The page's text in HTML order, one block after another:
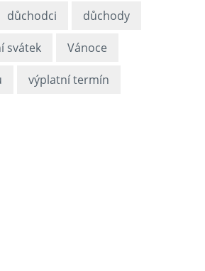
důchodci důchody
svátek Vánoce
výplatní termín